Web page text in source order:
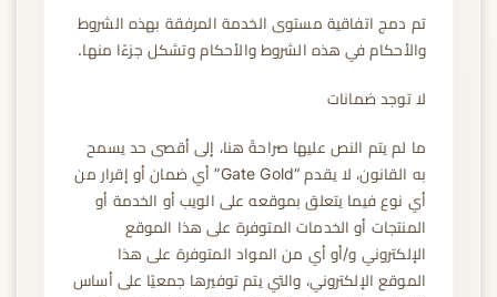
تم دمج اتفاقية مستوى الخدمة المرفقة بهذه الشروط
والأحكام في هذه الشروط والأحكام وتشكل جزءًا منها.
لا توجد ضمانات
ما لم يتم النص عليها صراحةً هنا، إلى أقصى حد يسمح
به القانون، لا يقدم “Gate Gold” أي ضمان أو إقرار من
أي نوع فيما يتعلق بموقعه على الويب أو الخدمة أو
المنتجات أو الخدمات المتوفرة على هذا الموقع
الإلكتروني و/أو أي من المواد المتوفرة على هذا
الموقع الإلكتروني، والتي يتم توفيرها جمعيًا على أساس